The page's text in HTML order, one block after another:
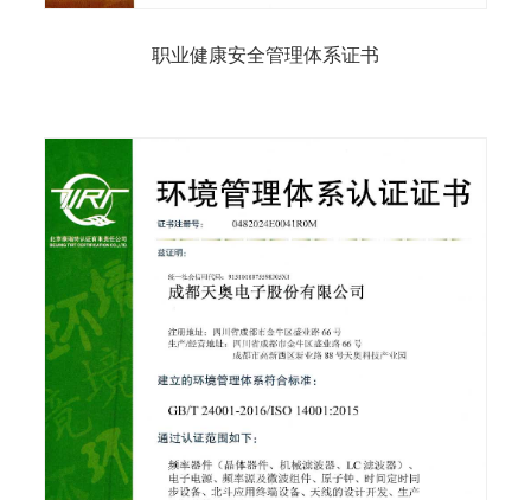
职业健康安全管理体系证书